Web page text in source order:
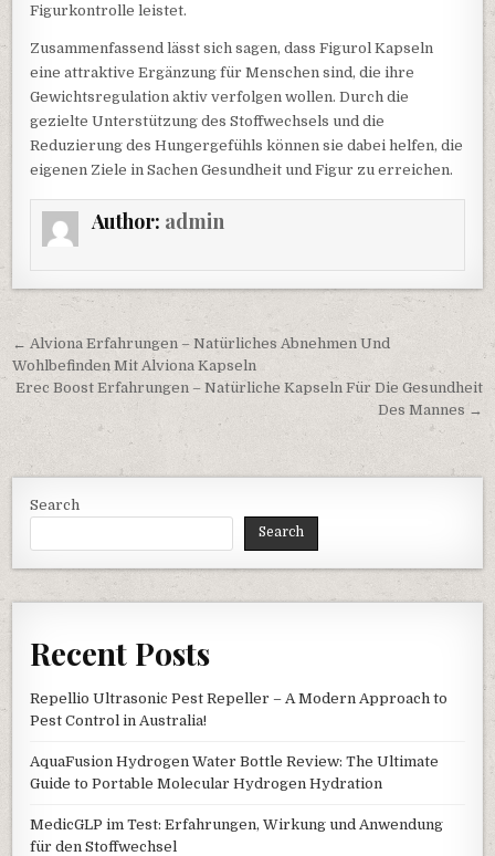
Figurkontrolle leistet.
Zusammenfassend lässt sich sagen, dass Figurol Kapseln
eine attraktive Ergänzung für Menschen sind, die ihre
Gewichtsregulation aktiv verfolgen wollen. Durch die
gezielte Unterstützung des Stoffwechsels und die
Reduzierung des Hungergefühls können sie dabei helfen, die
eigenen Ziele in Sachen Gesundheit und Figur zu erreichen.
Author: admin
Post navigation
← Alviona Erfahrungen – Natürliches Abnehmen Und
Wohlbefinden Mit Alviona Kapseln
Erec Boost Erfahrungen – Natürliche Kapseln Für Die Gesundheit
Des Mannes →
Search
Search
Recent Posts
Repellio Ultrasonic Pest Repeller – A Modern Approach to
Pest Control in Australia!
AquaFusion Hydrogen Water Bottle Review: The Ultimate
Guide to Portable Molecular Hydrogen Hydration
MedicGLP im Test: Erfahrungen, Wirkung und Anwendung
für den Stoffwechsel